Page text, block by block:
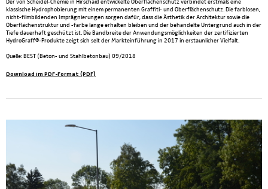
Der von Scheidel-Chemie in Hirschaid entwickelte Oberflächenschutz verbindet erstmals eine
klassische Hydrophobierung mit einem permanenten Graffiti- und Oberflächenschutz. Die farblosen,
nicht-filmbildenden Imprägnierungen sorgen dafür, dass die Ästhetik der Architektur sowie die
Oberflächenstruktur und -farbe lange erhalten bleiben und der behandelte Untergrund auch in der
Tiefe dauerhaft geschützt ist. Die Bandbreite der Anwendungsmöglichkeiten der zertifizierten
HydroGraff®-Produkte zeigt sich seit der Markteinführung in 2017 in erstaunlicher Vielfalt.
Quelle: BEST (Beton- und Stahlbetonbau) 09/2018
Download im PDF-Format (PDF)